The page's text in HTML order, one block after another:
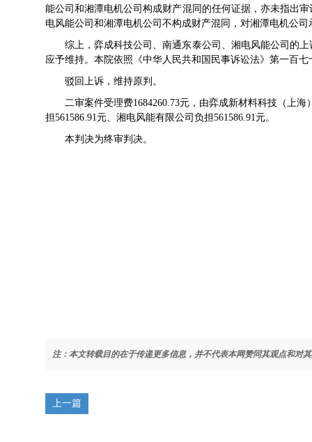
能公司和湘潭电机公司构成财产混同的任何证据，亦未指出
电风能公司和湘潭电机公司不构成财产混同，对湘潭电机公
综上，弈成科技公司、南通东泰公司、湘电风能公司的
应予维持。本院依照《中华人民共和国民事诉讼法》第一百
驳回上诉，维持原判。
二审案件受理费1684260.73元，由弈成新材料科技（上
担561586.91元、湘电风能有限公司负担561586.91元。
本判决为终审判决。
注：本文转载目的在于传递更多信息，并不代表本网赞同其观点和对
上一篇